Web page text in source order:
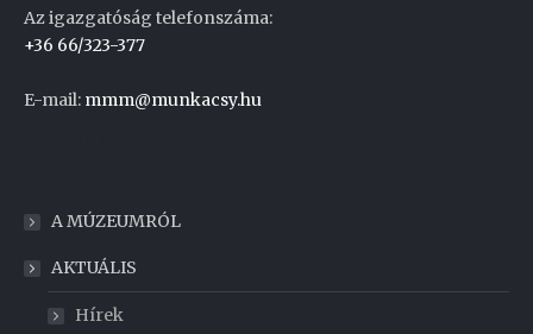
Az igazgatóság telefonszáma:
+36 66/323-377
E-mail: mmm@munkacsy.hu
A MÚZEUMRÓL
AKTUÁLIS
Hírek